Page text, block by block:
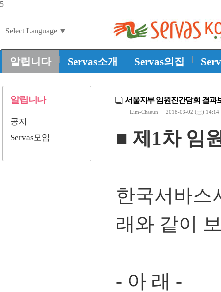
5
Select Language ▼
알립니다 | Servas소개 | Servas의집 |
알립니다
공지
Servas모임
서울지부 임원진간담회 결과
Lim-Chaeun 2018-03-02 (금)
■ 제1차 임
한국서바스
래와 같이
- 아 래 -